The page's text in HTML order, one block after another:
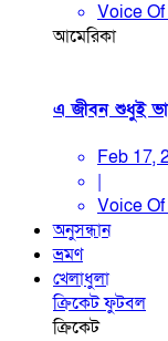
Voice
আমেরিকা
এ জীবন শুধুই
Feb 17,
|
Voice
অনুসন্ধান
ভ্রমণ
খেলাধুলা
ক্রিকেটফুটবল
ক্রিকেট